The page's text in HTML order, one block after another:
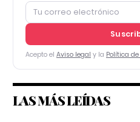
Acepto el Aviso legal y la Política
LAS MÁS LEÍDAS